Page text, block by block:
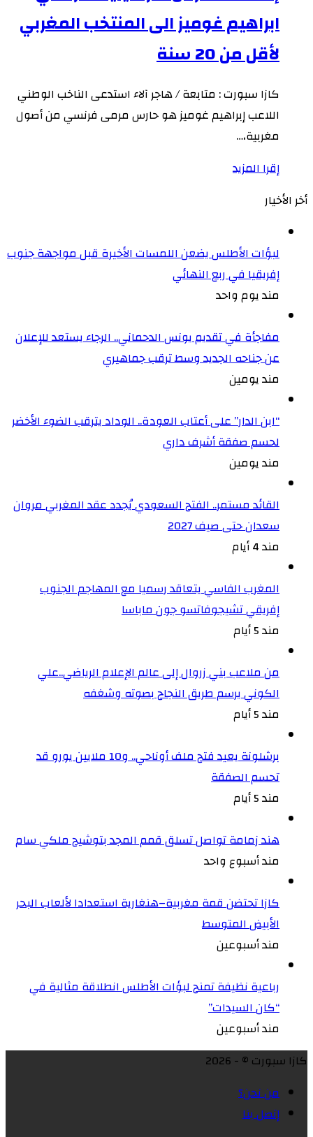
ابراهيم غوميز الى المنتخب المغربي
لأقل من 20 سنة
كازا سبورت : متابعة / هاجر آلاء استدعى الناخب الوطني
اللاعب إبراهيم غوميز هو حارس مرمى فرنسي من أصول
مغربية،…
إقرا المزيد
أخر الأخيار
لبؤات الأطلس يضعن اللمسات الأخيرة قبل مواجهة جنوب
إفريقيا في ربع النهائي
مند يوم واحد
مفاجأة في تقديم يونس الدحماني.. الرجاء يستعد للإعلان
عن جناحه الجديد وسط ترقب جماهيري
مند يومين
“ابن الدار” على أعتاب العودة.. الوداد يترقب الضوء الأخضر
لحسم صفقة أشرف داري
مند يومين
القائد مستمر.. الفتح السعودي يُجدد عقد المغربي مروان
سعدان حتى صيف 2027
مند 4 أيام
المغرب الفاسي يتعاقد رسميا مع المهاجم الجنوب
إفريقي تشيجوفاتسو جون ماباسا
مند 5 أيام
من ملاعب بني زروال إلى عالم الإعلام الرياضي..علي
الكوني يرسم طريق النجاح بصوته وشغفه
مند 5 أيام
برشلونة يعيد فتح ملف أوناحي.. و10 ملايين يورو قد
تحسم الصفقة
مند 5 أيام
هند زمامة تواصل تسلق قمم المجد بتوشيح ملكي سام
مند أسبوع واحد
كازا تحتضن قمة مغربية–هنغارية استعدادا لألعاب البحر
الأبيض المتوسط
مند أسبوعين
رباعية نظيفة تمنح لبؤات الأطلس انطلاقة مثالية في
“كان السيدات”
مند أسبوعين
كازا سبورت © - 2026
من نحن؟
إتصل بنا